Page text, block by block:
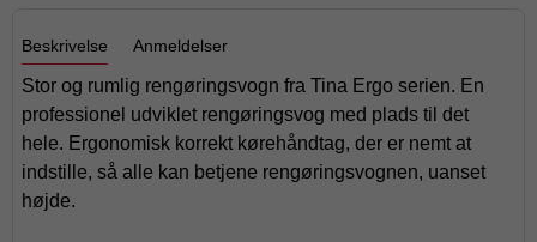
Beskrivelse Anmeldelser
Stor og rumlig rengøringsvogn fra Tina Ergo serien. En
professionel udviklet rengøringsvog med plads til det
hele. Ergonomisk korrekt kørehåndtag, der er nemt at
indstille, så alle kan betjene rengøringsvognen, uanset
højde.